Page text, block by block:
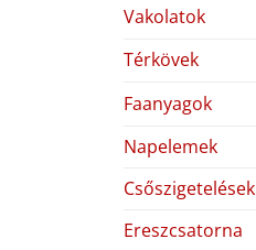
Vakolatok
Térkövek
Faanyagok
Napelemek
Csőszigetelések
Ereszcsatorna